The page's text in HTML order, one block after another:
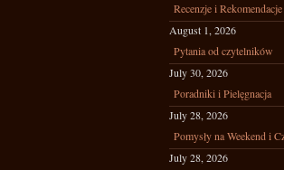
Recenzje i Rekomendacje
August 1, 2026
Pytania od czytelników
July 30, 2026
Poradniki i Pielęgnacja
July 28, 2026
Pomysły na Weekend i
July 28, 2026